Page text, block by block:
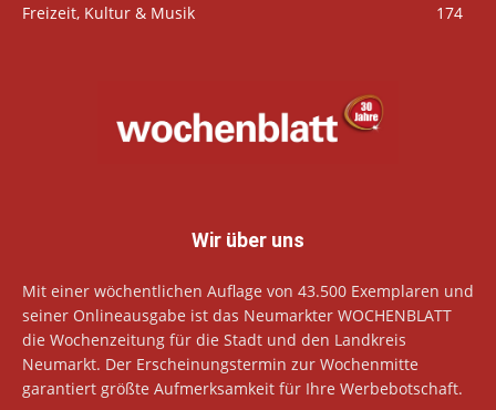
Freizeit, Kultur & Musik
174
Wir über uns
Mit einer wöchentlichen Auflage von 43.500 Exemplaren und
seiner Onlineausgabe ist das Neumarkter WOCHENBLATT
die Wochenzeitung für die Stadt und den Landkreis
Neumarkt. Der Erscheinungstermin zur Wochenmitte
garantiert größte Aufmerksamkeit für Ihre Werbebotschaft.